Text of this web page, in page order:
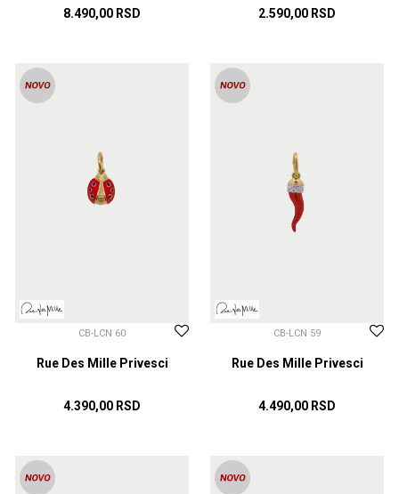
8.490,00 RSD 2.590,00 RSD
CB-LCN 60
Rue Des Mille Privesci
4.390,00 RSD
CB-LCN 59
Rue Des Mille Privesci
4.490,00 RSD